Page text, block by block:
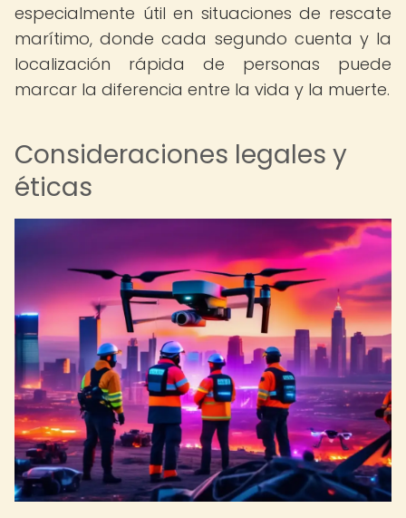
especialmente útil en situaciones de rescate
marítimo, donde cada segundo cuenta y la
localización rápida de personas puede
marcar la diferencia entre la vida y la muerte.
Consideraciones legales y
éticas